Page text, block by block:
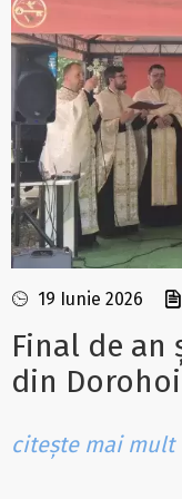
19 Iunie 2026
Final de an
din Dorohoi
citește mai mult